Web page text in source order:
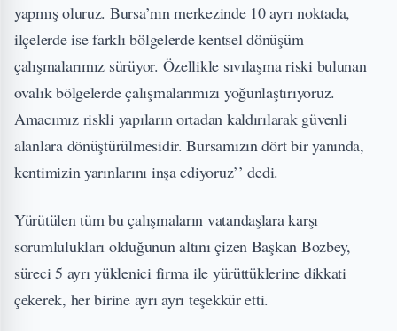
yapmış oluruz. Bursa’nın merkezinde 10 ayrı noktada,
ilçelerde ise farklı bölgelerde kentsel dönüşüm
çalışmalarımız sürüyor. Özellikle sıvılaşma riski bulunan
ovalık bölgelerde çalışmalarımızı yoğunlaştırıyoruz.
Amacımız riskli yapıların ortadan kaldırılarak güvenli
alanlara dönüştürülmesidir. Bursamızın dört bir yanında,
kentimizin yarınlarını inşa ediyoruz’’ dedi.
Yürütülen tüm bu çalışmaların vatandaşlara karşı
sorumlulukları olduğunun altını çizen Başkan Bozbey,
süreci 5 ayrı yüklenici firma ile yürüttüklerine dikkati
çekerek, her birine ayrı ayrı teşekkür etti.